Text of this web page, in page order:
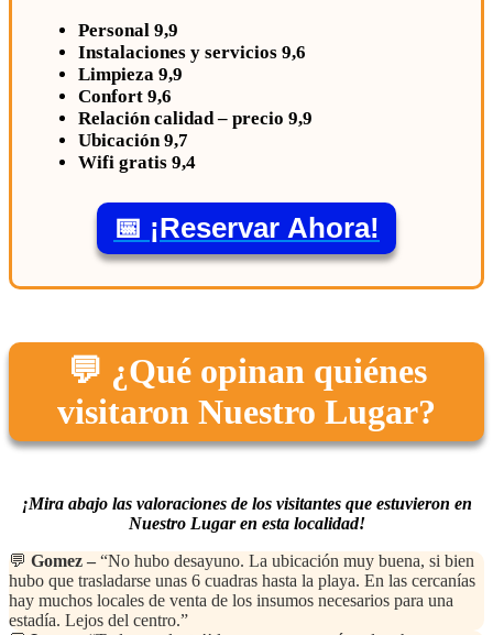
Personal 9,9
Instalaciones y servicios 9,6
Limpieza 9,9
Confort 9,6
Relación calidad – precio 9,9
Ubicación 9,7
Wifi gratis 9,4
📅 ¡Reservar Ahora!
💬 ¿Qué opinan quiénes
visitaron Nuestro Lugar?
¡Mira abajo las valoraciones de los visitantes que estuvieron en
Nuestro Lugar en esta localidad!
💬 Gomez – “No hubo desayuno. La ubicación muy buena, si bien
hubo que trasladarse unas 6 cuadras hasta la playa. En las cercanías
hay muchos locales de venta de los insumos necesarios para una
estadía. Lejos del centro.”